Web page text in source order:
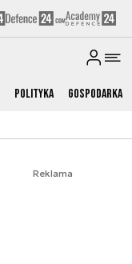
Polityka Gospodarka
Reklama